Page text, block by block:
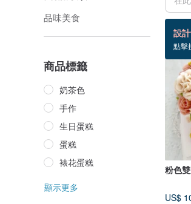
品味美食
商品標籤
奶茶色
手作
生日蛋糕
蛋糕
裱花蛋糕
顯示更多
設
點擊
4 個
粉色
US$